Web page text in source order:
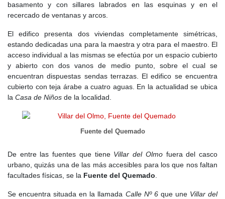
basamento y con sillares labrados en las esquinas y en el
recercado de ventanas y arcos.
El edifico presenta dos viviendas completamente simétricas,
estando dedicadas una para la maestra y otra para el maestro. El
acceso individual a las mismas se efectúa por un espacio cubierto
y abierto con dos vanos de medio punto, sobre el cual se
encuentran dispuestas sendas terrazas. El edifico se encuentra
cubierto con teja árabe a cuatro aguas. En la actualidad se ubica
la Casa de Niños de la localidad.
Fuente del Quemado
De entre las fuentes que tiene Villar del Olmofuera del casco
urbano, quizás una de las más accesibles para los que nos faltan
facultades físicas, se la Fuente del Quemado.
Se encuentra situada en la llamada Calle Nº 6que une Villar del